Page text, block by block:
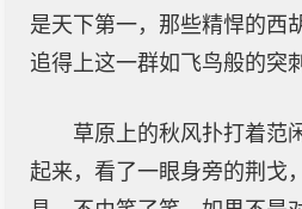
是天下第一，那些精悍的西
追得上这一群如飞鸟般的突
草原上的秋风扑打着范
起来，看了一眼身旁的荆戈